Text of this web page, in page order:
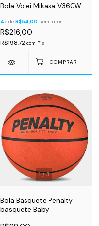
Bola Volei Mikasa V360W
4x de R$54,00 sem juros
R$216,00
R$198,72 com Pix
1/3
Bola Basquete Penalty
basquete Baby